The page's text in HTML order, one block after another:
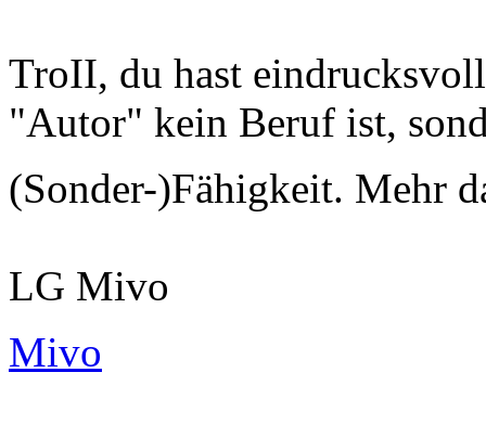
TroII, du hast
"Autor" kein Beruf ist,
(Sonder-)Fähigkeit. Mehr
LG Mivo
Mivo